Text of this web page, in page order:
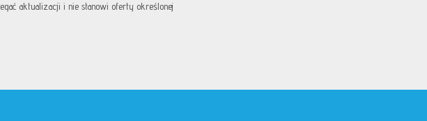
aktualizacji i nie stanowi oferty określonej